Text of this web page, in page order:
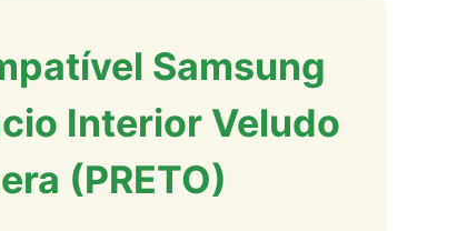
Samsung
Interior Veludo
(PRETO)